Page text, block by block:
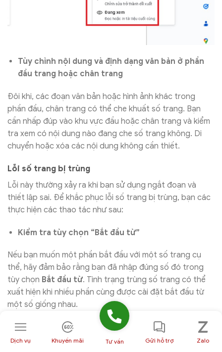
Tùy chỉnh nội dung và định dạng văn bản ở phần
đầu trang hoặc chân trang
Đôi khi, các đoạn văn bản hoặc hình ảnh khác trong
phần đầu, chân trang có thể che khuất số trang. Bạn
cần nhấp đúp vào khu vực đầu hoặc chân trang và kiểm
tra xem có nội dung nào đang che số trang không. Di
chuyển hoặc xóa các nội dung không cần thiết.
Lỗi số trang bị trùng
Lỗi này thường xảy ra khi bạn sử dụng ngắt đoạn và
thiết lập sai. Để khắc phục lỗi số trang bị trùng, bạn các
thực hiện các thao tác như sau:
Kiểm tra tùy chọn “Bắt đầu từ”
Nếu bạn muốn một phần bắt đầu với một số trang cụ
thể, hãy đảm bảo rằng bạn đã nhập đúng số đó trong
tùy chọn Bắt đầu từ. Tình trạng trùng số trang có thể
xuất hiện khi nhiều phần cùng được cài đặt bắt đầu từ
một số giống nhau.
Dịch vụ Khuyến mãi Tư vấn Gửi hỗ trợ Zalo